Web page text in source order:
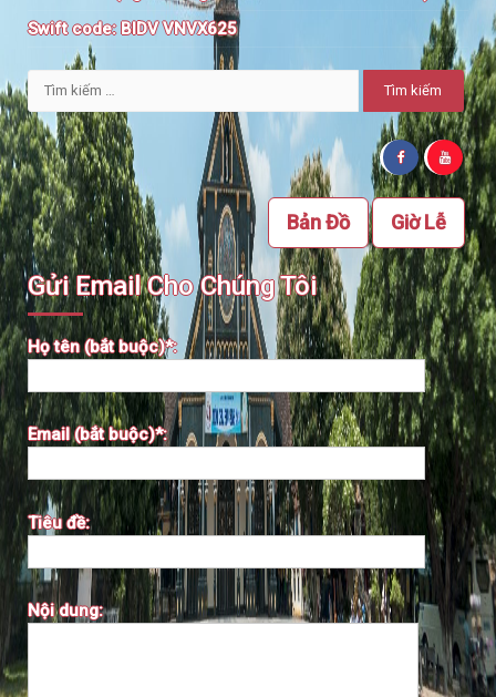
Swift code:BIDV VNVX625
Tìm
kiếm
cho:
Giờ Lễ
Bản Đồ
Gửi Email Cho Chúng Tôi
Họ tên (bắt buộc)*:
Email (bắt buộc)*:
Tiêu đề:
Nội dung: